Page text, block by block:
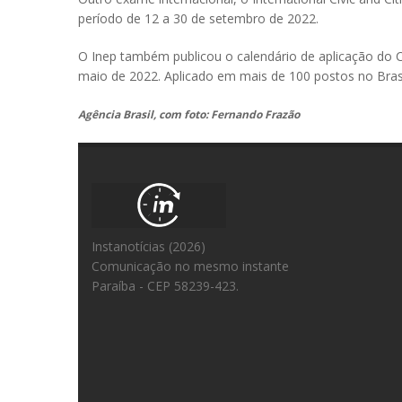
período de 12 a 30 de setembro de 2022.
O Inep também publicou o calendário de aplicação do
maio de 2022. Aplicado em mais de 100 postos no
Agência Brasil, com foto: Fernando Frazão
Instanotícias (2026)
Comunicação no mesmo instante
Paraíba - CEP 58239-423.